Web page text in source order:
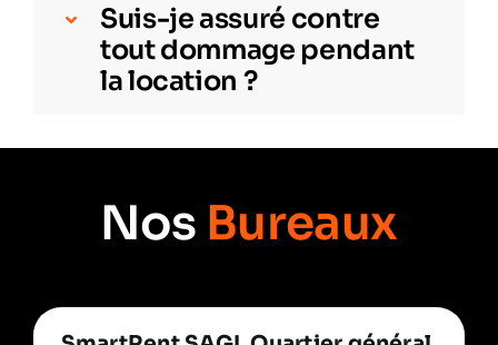
Suis-je assuré contre
tout dommage pendant
la location ?
Nos Bureaux